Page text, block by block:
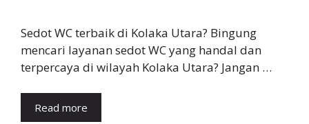
Sedot WC terbaik di Kolaka Utara? Bingung
mencari layanan sedot WC yang handal dan
terpercaya di wilayah Kolaka Utara? Jangan …
Read more